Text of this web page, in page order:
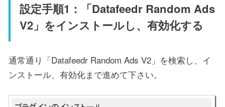
設定手順1：「Datafeedr Random Ads
V2」をインストールし、有効化する
通常通り「Datafeedr Random Ads V2」を検索し、イ
ンストール、有効化まで進めて下さい。